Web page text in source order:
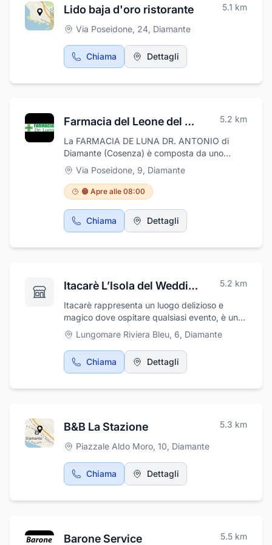
meta ideale per ogni momento conviviale,
banchetto, cerimonia, fesa privata, cene per
comitive e convention aziendale, matrimoni.
Lido baja d'oro ristorante 5.1 km
Via Poseidone, 24, Diamante
Chiama Dettagli
Farmacia del Leone del Dr. De Luna Antonio 5.2 km
La FARMACIA DE LUNA DR. ANTONIO di
Diamante (Cosenza) è composta da uno
spazio accogliente e ben organizzato. Il
personale altamente qualificato di cui si
avvale è a disposizione con utili consulenze
sulla risoluzione delle piccole problematiche
medico-sanitarie e sul corretto utilizzo dei
prodotti e degli articoli proposti. Siamo a
e cortesia al servizio della nostra clientela.
Via Poseidone, 9, Diamante
🟠 Apre alle 08:00
Chiama Dettagli
Itacarè L’Isola del Wedding 5.2 km
Itacarè rappresenta un luogo delizioso e
magico dove ospitare qualsiasi evento, è un
paradiso per celebrare qualsiasi occasione.
C'è qualcosa di speciale sulla terrazza
dell'Itacarè: unisce storia e tradizione con
modernità. Nelle ricche decorazioni e
unici di Cosenza. Se state cercando di
rivolgetevi con fiducia al team di esperti
piacevole ed indimenticabile. L'Itacarè
rappresenta ancora una volta la destinazione
numero uno per tutti coloro che desiderano
trascorrere momenti memorabili in un
ambiente meraviglioso ed elegante.
Lungomare Riviera Bleu, 6, Diamante
Chiama Dettagli
B&B La Stazione 5.3 km
Piazzale Aldo Moro, 10, Diamante
Chiama Dettagli
Barone Service 5.5 km